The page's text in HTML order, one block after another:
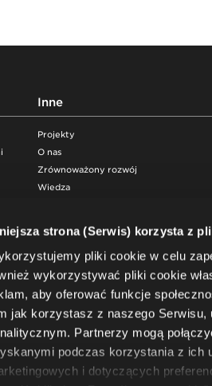
strona (Serwis) korzysta z
pliki cookie w celu
wykorzystywać pliki cookie
aby oferować funkcje
jak korzystasz z naszego Serwisu,
Partnerzy mogą
podczas korzystania z ich
i dotyczących
Inne
Projekty
O nas
Zrównoważony rozwój
Wiedza